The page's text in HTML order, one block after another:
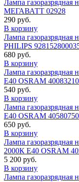
Лампа газоразрядная
МЕГАВАТТ 02928
290 руб.
В корзину
Лампа газоразрядная
PHILIPS
680 руб.
В корзину
Лампа газоразрядная
E40 OSRAM
540 руб.
В корзину
Лампа газоразрядная
E40 OSRAM
650 руб.
В корзину
Лампа газоразрядная
2000К E40 OSRAM
5 200 руб.
В корзину
Лампа газоразрядная